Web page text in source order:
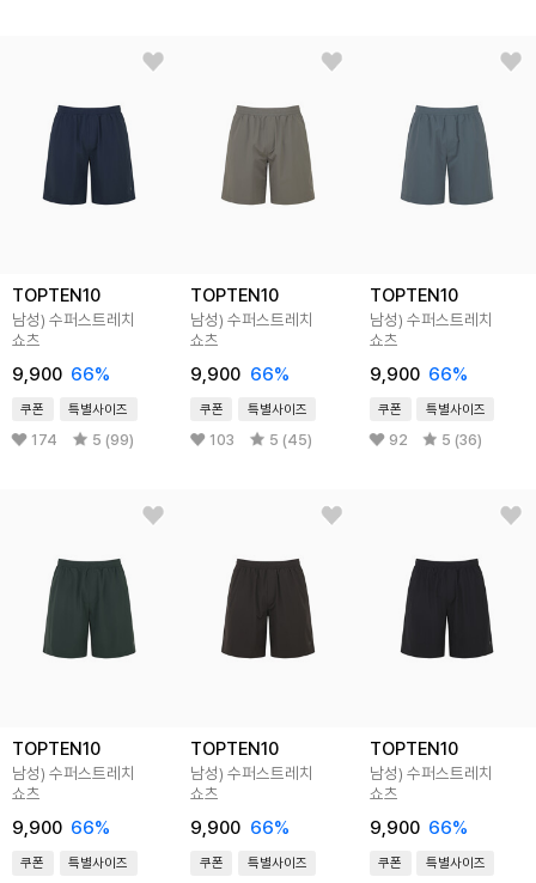
TOPTEN10
남성) 수퍼스트레치
쇼츠
9,900 66%
쿠폰 특별사이즈
174 5 (99)
TOPTEN10
남성) 수퍼스트레치
쇼츠
9,900 66%
쿠폰 특별사이즈
103 5 (45)
TOPTEN10
남성) 수퍼스트레치
쇼츠
9,900 66%
쿠폰 특별사이즈
92 5 (36)
TOPTEN10
남성) 수퍼스트레치
쇼츠
9,900 66%
쿠폰 특별사이즈
TOPTEN10
남성) 수퍼스트레치
쇼츠
9,900 66%
쿠폰 특별사이즈
TOPTEN10
남성) 수퍼스트레치
쇼츠
9,900 66%
쿠폰 특별사이즈